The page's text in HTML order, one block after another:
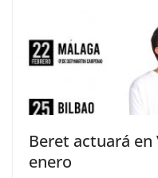
Beret actuará en
enero